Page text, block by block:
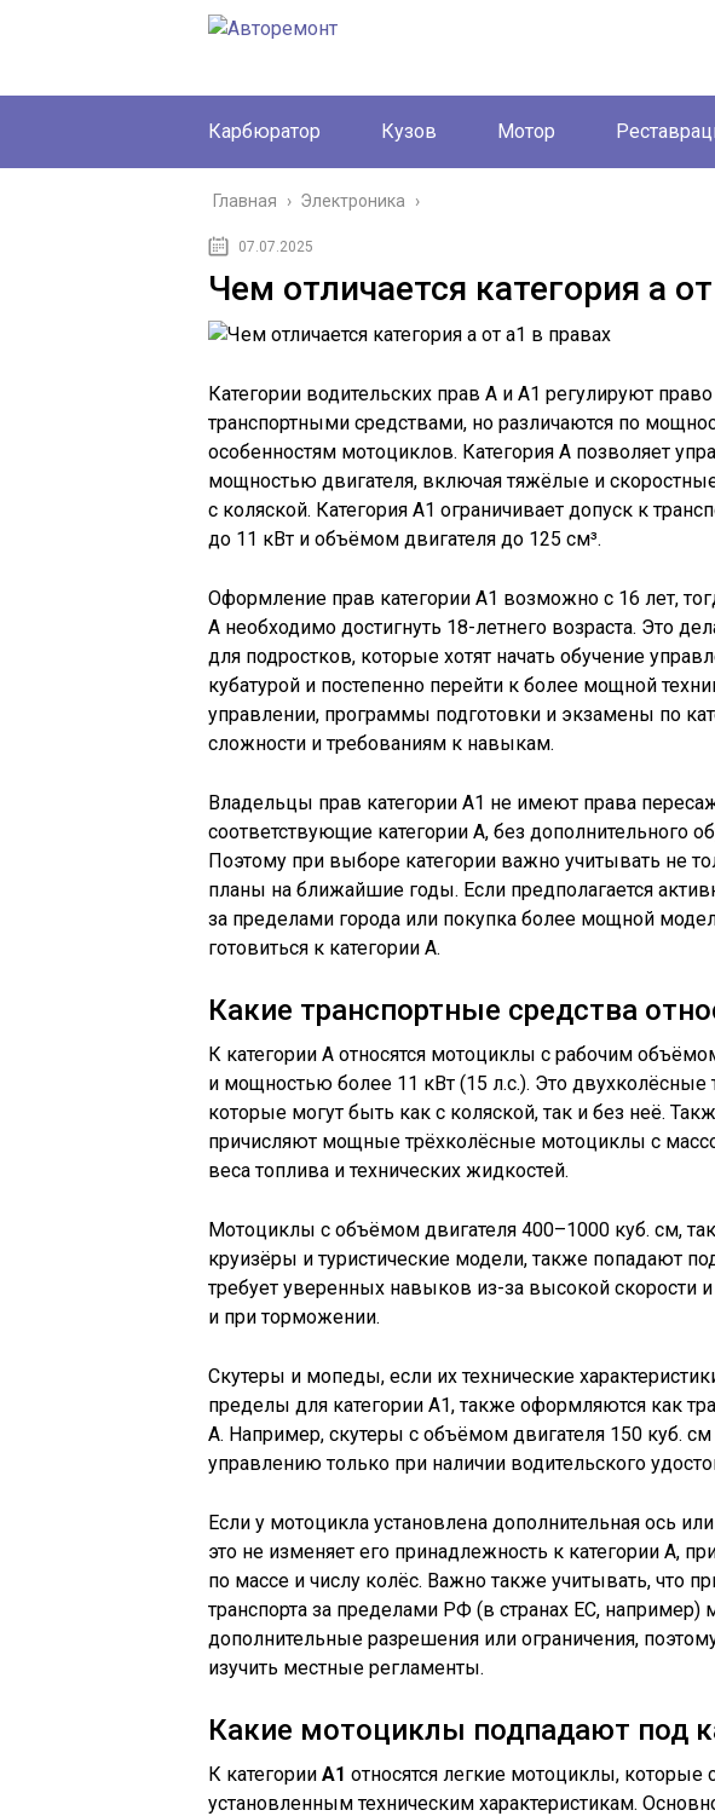
Карбюратор Кузов Мотор
Главная › Электроника ›
07.07.2025
Чем отличается категория а
Категории водительских прав А и А1 регулируют
транспортными средствами, но различаются по
особенностям мотоциклов. Категория А позволяет
мощностью двигателя, включая тяжёлые и
с коляской. Категория А1 ограничивает допуск к
до 11 кВт и объёмом двигателя до 125 см³.
Оформление прав категории А1 возможно с 16 лет,
А необходимо достигнуть 18-летнего возраста. Это
для подростков, которые хотят начать обучение
кубатурой и постепенно перейти к более мощной
управлении, программы подготовки и экзамены по
сложности и требованиям к навыкам.
Владельцы прав категории А1 не имеют права
соответствующие категории А, без дополнительного
Поэтому при выборе категории важно учитывать не
планы на ближайшие годы. Если предполагается
за пределами города или покупка более мощной
готовиться к категории А.
Какие транспортные средства
К категории А относятся мотоциклы с рабочим
и мощностью более 11 кВт (15 л.с.). Это двухколёсные
которые могут быть как с коляской, так и без неё.
причисляют мощные трёхколёсные мотоциклы с
веса топлива и технических жидкостей.
Мотоциклы с объёмом двигателя 400–1000 куб. см,
круизёры и туристические модели, также попадают
требует уверенных навыков из-за высокой скорости
и при торможении.
Скутеры и мопеды, если их технические
пределы для категории А1, также оформляются как
А. Например, скутеры с объёмом двигателя 150 куб.
управлению только при наличии водительского
Если у мотоцикла установлена дополнительная ось
это не изменяет его принадлежность к категории А,
по массе и числу колёс. Важно также учитывать, что
транспорта за пределами РФ (в странах ЕС, например)
дополнительные разрешения или ограничения,
изучить местные регламенты.
Какие мотоциклы подпадают под
К категории А1 относятся легкие мотоциклы, которые
установленным техническим характеристикам.